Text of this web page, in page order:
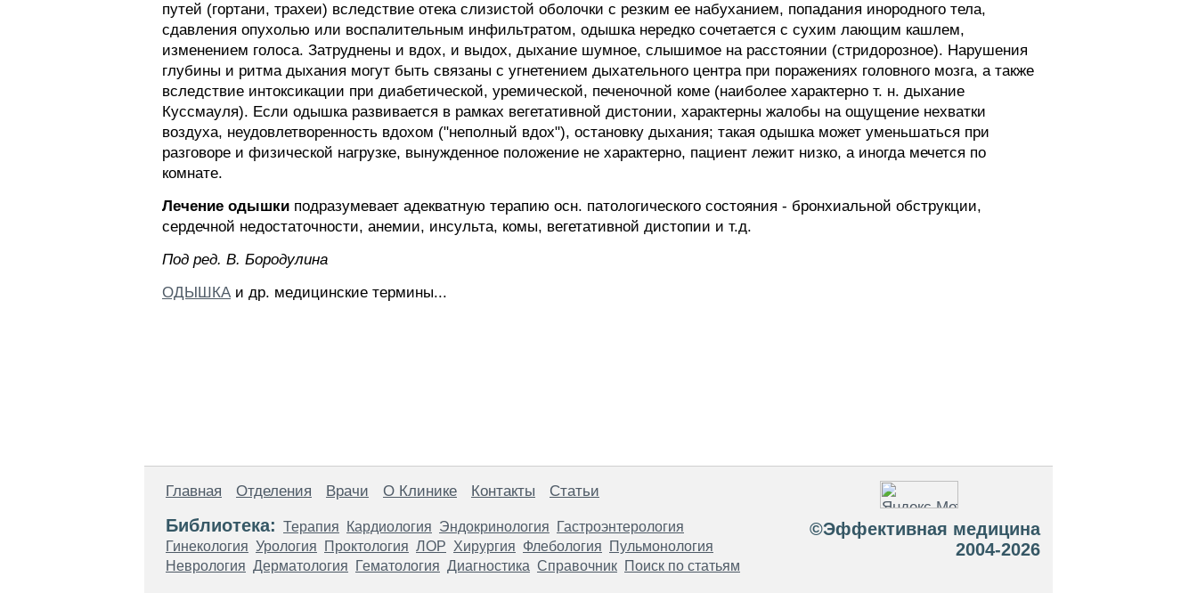
путей (гортани, трахеи) вследствие отека слизистой оболочки с резким ее набуханием, попадания инородного тела,
сдавления опухолью или воспалительным инфильтратом, одышка нередко сочетается с сухим лающим кашлем,
изменением голоса. Затруднены и вдох, и выдох, дыхание шумное, слышимое на расстоянии (стридорозное). Нарушения
глубины и ритма дыхания могут быть связаны с угнетением дыхательного центра при поражениях головного мозга, а также
вследствие интоксикации при диабетической, уремической, печеночной коме (наиболее характерно т. н. дыхание
Куссмауля). Если одышка развивается в рамках вегетативной дистонии, характерны жалобы на ощущение нехватки
воздуха, неудовлетворенность вдохом ("неполный вдох"), остановку дыхания; такая одышка может уменьшаться при
разговоре и физической нагрузке, вынужденное положение не характерно, пациент лежит низко, а иногда мечется по
комнате.
Лечение одышки подразумевает адекватную терапию осн. патологического состояния - бронхиальной обструкции,
сердечной недостаточности, анемии, инсульта, комы, вегетативной дистопии и т.д.
Пoд peд. B. Бopoдyлинa
ОДЫШКА и др. медицинские термины...
Главная Отделения Врачи О Клинике Контакты Статьи
Библиотека: Терапия Кардиология Эндокринология
Гастроэнтерология
Гинекология Урология Проктология ЛОР Хирургия Флебология
Пульмонология
Неврология Дерматология Гематология Диагностика Справочник Поиск по статьям
©Эффективная медицина
2004-2026